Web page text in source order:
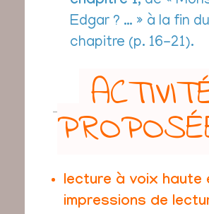
Edgar ? … » à la fin du
chapitre (p. 16-21).
lecture à voix haute
impressions de